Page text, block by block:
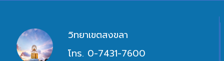
วิทยาเขตสงขลา
โทร. 0-7431-7600